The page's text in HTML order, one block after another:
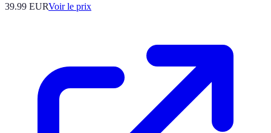
39.99 EURVoir le prix